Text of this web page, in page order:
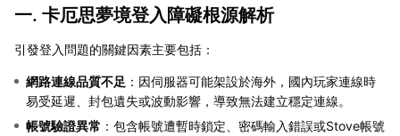
一. 卡厄思夢境登入障礙根源解析
引發登入問題的關鍵因素主要包括：
網路連線品質不足 ：因伺服器可能架設於海外，國內玩家連線時
易受延遲、封包遺失或波動影響，導致無法建立穩定連線。
帳號驗證異常 ：包含帳號遭暫時鎖定、密碼輸入錯誤或Stove帳號